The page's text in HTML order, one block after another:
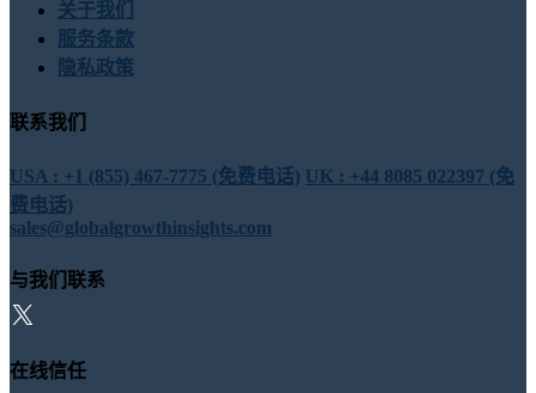
关于我们
服务条款
隐私政策
联系我们
USA : +1 (855) 467-7775 (免费电话) UK : +44 8085 022397 (免
费电话)
sales@globalgrowthinsights.com
与我们联系
在线信任